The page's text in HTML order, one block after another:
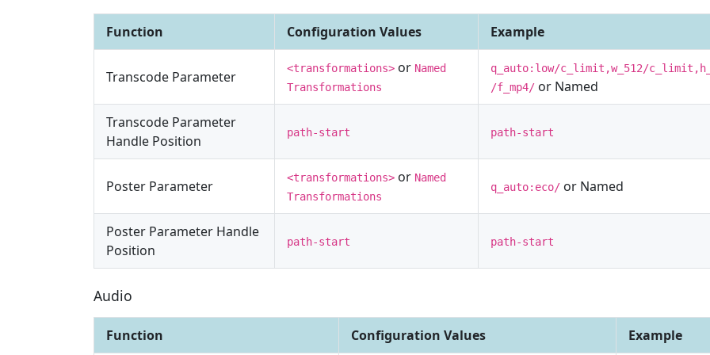
Function Configuration Values Example
Transcode Parameter <transformations> or Named
Transformations
q_auto:low/c_limit,w_512/
/f_mp4/ or Named
Transcode Parameter
Handle Position
path-start path-start
Poster Parameter <transformations> or Named
Transformations
q_auto:eco/ or Named
Poster Parameter Handle
Position
path-start path-start
Audio
Function Configuration Values Example